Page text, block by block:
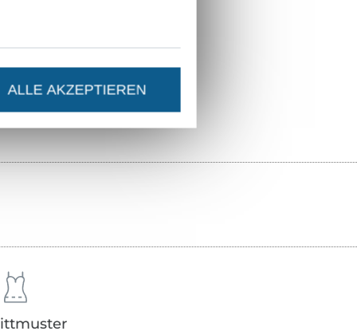
ALLE AKZEPTIEREN